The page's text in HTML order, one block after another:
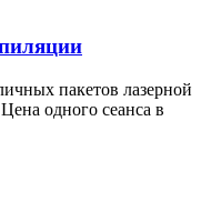
пакетов лазерной
одного сеанса в